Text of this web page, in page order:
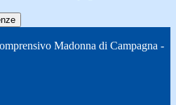
Madonna di Campagna -